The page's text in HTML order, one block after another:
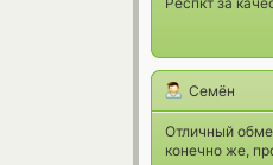
Семён
Отличный
конечно же,